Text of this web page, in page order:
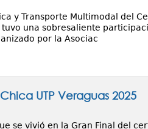
y Transporte Multimodal del
una sobresaliente
por la Asociac
UTP Veraguas 2025
se vivió en la Gran Final del